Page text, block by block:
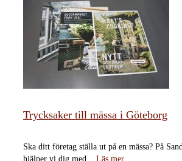
Trycksaker till mässa i Göteborg
Ska ditt företag ställa ut på en mässa? På
hjälper vi dig med... Läs mer